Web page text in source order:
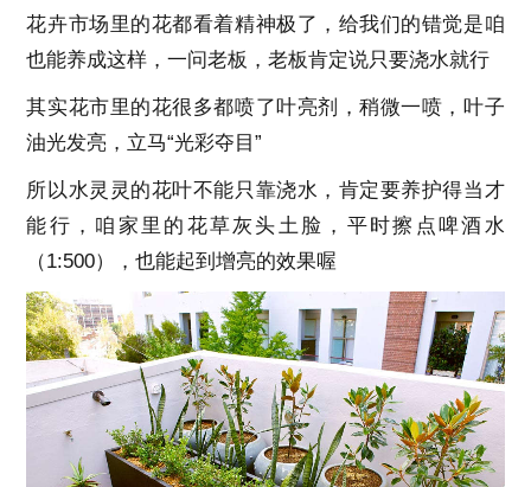
花卉市场里的花都看着精神极了，给我们的错觉是咱
也能养成这样，一问老板，老板肯定说只要浇水就行
其实花市里的花很多都喷了叶亮剂，稍微一喷，叶子
油光发亮，立马“光彩夺目”
所以水灵灵的花叶不能只靠浇水，肯定要养护得当才
能行，咱家里的花草灰头土脸，平时擦点啤酒水
（1:500），也能起到增亮的效果喔